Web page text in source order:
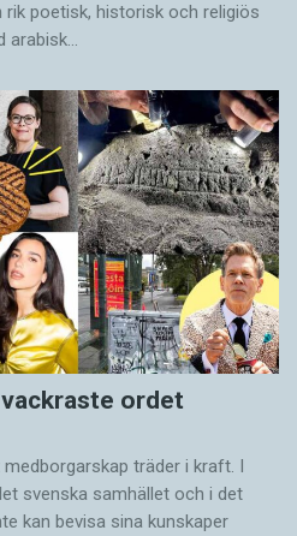
rik poetisk, historisk och reli­giös
arabisk…
ordet
träder i kraft. I
svenska samhället och i det
kan bevisa sina kunskaper